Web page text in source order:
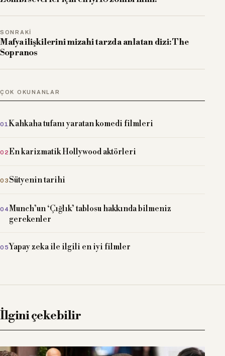
SONRAKI
Mafya ilişkilerini mizahi tarzda anlatan dizi: The
Sopranos
ÇOK OKUNANLAR
Kahkaha tufanı yaratan komedi filmleri
En karizmatik Hollywood aktörleri
Sütyenin tarihi
Munch’un ‘Çığlık’ tablosu hakkında bilmeniz
gerekenler
Yapay zeka ile ilgili en iyi filmler
İlgini çekebilir